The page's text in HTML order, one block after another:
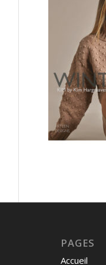
PAGES
Accueil